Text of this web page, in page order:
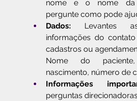
nome e o nome da
pergunte como pode
Dados: Levantes
informações do
cadastros ou
Nome do
nascimento, número de
Informações
perguntas